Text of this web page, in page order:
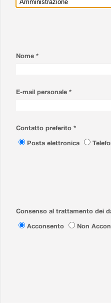
Nome *
E-mail personale *
Contatto preferito *
Posta elettronica
Consenso al trattamento dei
Acconsento
Non